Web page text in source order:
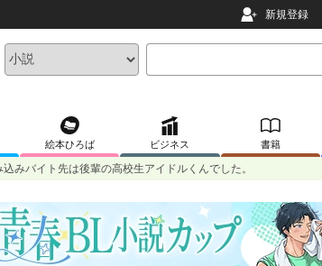
新規登録
絵本ひろば ビジネス 書籍
みバイト先は後輩の高校生アイドルくんでした。